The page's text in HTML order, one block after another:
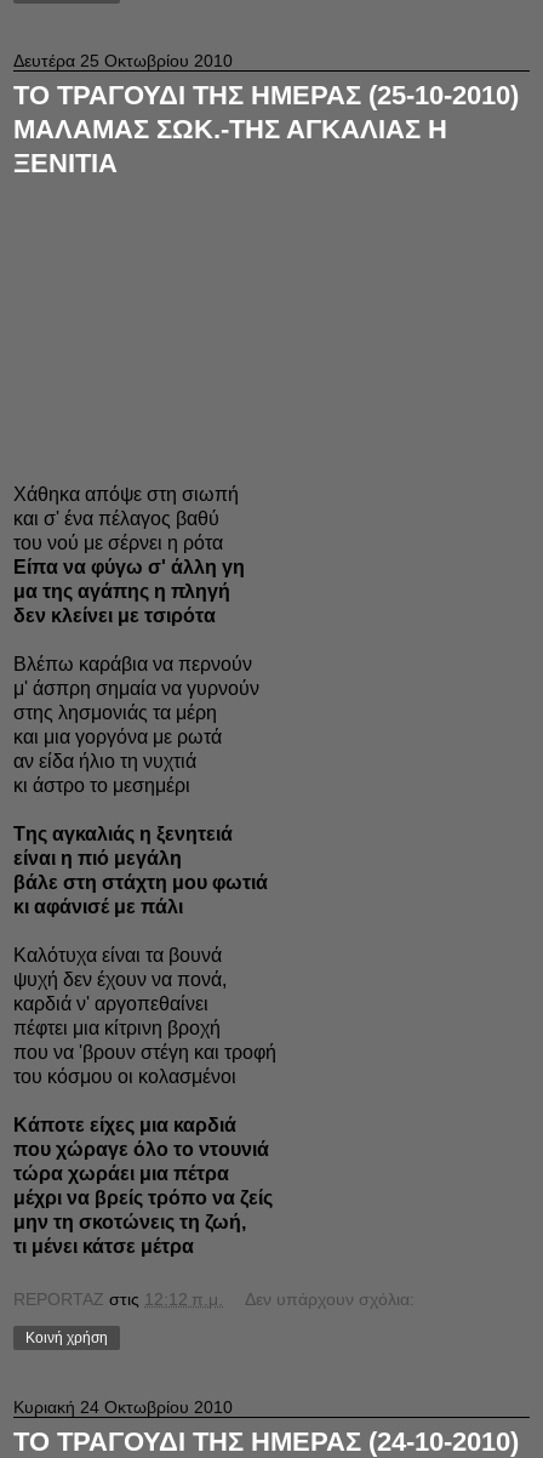
Δευτέρα 25 Οκτωβρίου 2010
ΤΟ ΤΡΑΓΟΥΔΙ ΤΗΣ ΗΜΕΡΑΣ (25-10-2010)
ΜΑΛΑΜΑΣ ΣΩΚ.-ΤΗΣ ΑΓΚΑΛΙΑΣ Η
ΞΕΝΙΤΙΑ
Xάθηκα απόψε στη σιωπή
και σ' ένα πέλαγος βαθύ
του νού με σέρνει η ρότα
Eίπα να φύγω σ' άλλη γη
μα της αγάπης η πληγή
δεν κλείνει με τσιρότα
Bλέπω καράβια να περνούν
μ' άσπρη σημαία να γυρνούν
στης λησμονιάς τα μέρη
και μια γοργόνα με ρωτά
αν είδα ήλιο τη νυχτιά
κι άστρο το μεσημέρι
Tης αγκαλιάς η ξενητειά
είναι η πιό μεγάλη
βάλε στη στάχτη μου φωτιά
κι αφάνισέ με πάλι
Kαλότυχα είναι τα βουνά
ψυχή δεν έχουν να πονά,
καρδιά ν' αργοπεθαίνει
πέφτει μια κίτρινη βροχή
που να 'βρουν στέγη και τροφή
του κόσμου οι κολασμένοι
Kάποτε είχες μια καρδιά
που χώραγε όλο το ντουνιά
τώρα χωράει μια πέτρα
μέχρι να βρείς τρόπο να ζείς
μην τη σκοτώνεις τη ζωή,
τι μένει κάτσε μέτρα
REPORTAZ στις 12:12 π.μ. Δεν υπάρχουν σχόλια:
Κοινή χρήση
Κυριακή 24 Οκτωβρίου 2010
ΤΟ ΤΡΑΓΟΥΔΙ ΤΗΣ ΗΜΕΡΑΣ (24-10-2010)